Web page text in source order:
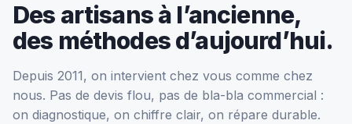
Des artisans à l’ancienne,
des méthodes d’aujourd’hui.
Depuis 2011, on intervient chez vous comme chez
nous. Pas de devis flou, pas de bla-bla commercial :
on diagnostique, on chiffre clair, on répare durable.